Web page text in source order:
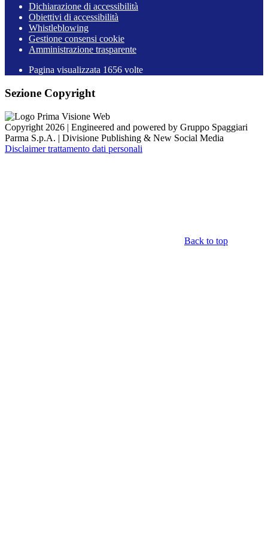
Dichiarazione di accessibilità
Obiettivi di accessibilità
Whistleblowing
Gestione consensi cookie
Amministrazione trasparente
Pagina visualizzata 1656 volte
Sezione Copyright
Copyright 2026 | Engineered and powered by Gruppo Spaggiari
Parma S.p.A. | Divisione Publishing & New Social Media
Disclaimer trattamento dati personali
Back to top